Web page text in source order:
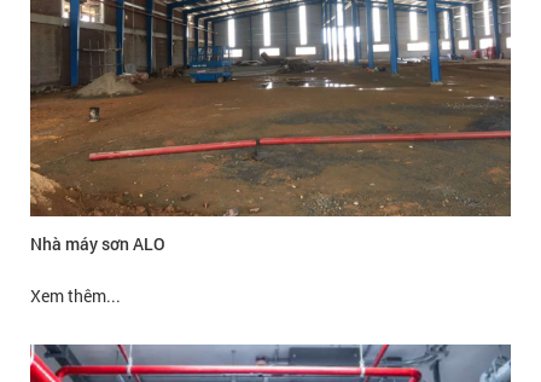
Nhà máy sơn ALO
Xem thêm...